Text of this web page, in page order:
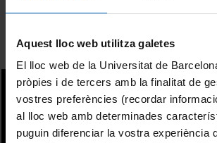
Aquest lloc web utilitza galetes
El lloc web de la Universitat de
pròpies i de tercers amb la finalitat de
vostres preferències (recordar
al lloc web amb determinades
puguin diferenciar la vostra experiència
Ordenar